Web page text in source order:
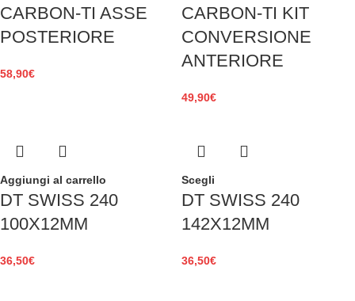
CARBON-TI ASSE
POSTERIORE
58,90€
CARBON-TI KIT
CONVERSIONE
ANTERIORE
49,90€
Aggiungi al carrello
DT SWISS 240
100X12MM
36,50€
Scegli
DT SWISS 240
142X12MM
36,50€